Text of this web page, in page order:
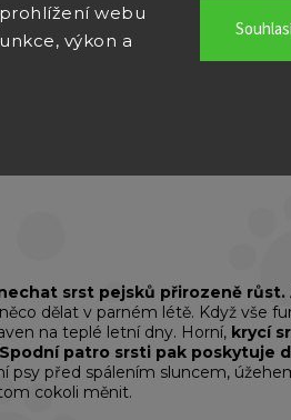
webu
výkon a
jara měli pejsci línat a jejich
případě stříhání pejskovi pomůže s
postupovat, a nehrozí, že
srst pejsků přirozeně růst.
něco dělat v parném létě. Když vše
na teplé letní dny. Horní, krycí
Spodní patro srsti pak poskytuje
psy před spálením sluncem,
cokoli měnit.